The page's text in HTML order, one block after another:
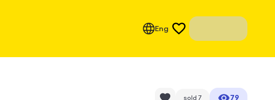
Eng
sold 7 79